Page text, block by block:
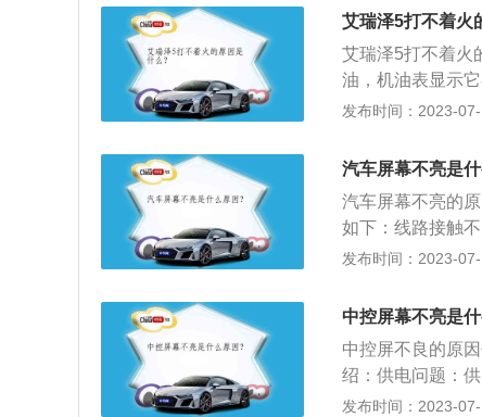
修理。2、车载显
下检查连接诊断
更换车载显示屏
备无法正常使用
查一下蓄电池的
现线路损坏的问
声音的话，是导
口。若不是电源
艾瑞泽5打不着火
艾瑞泽5打不着火
油，机油表显示
期故障导致的电
是否断电很容易
P档或n档。如果
发布时间：2023-
汽车屏幕不亮是
汽车屏幕不亮的
如下：线路接触
决办法是及时检
情况，还会出现
用时间。
发布时间：2023-
中控屏幕不亮是
中控屏不良的原
绍：供电问题：
议检查更换新的
发布时间：2023-